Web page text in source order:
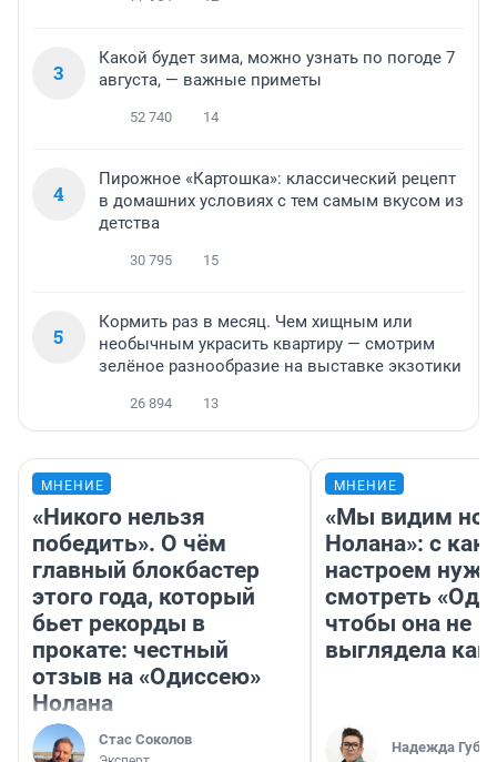
3
Какой будет зима, можно узнать по погоде 7
августа, — важные приметы
52 740 14
4
Пирожное «Картошка»: классический рецепт
в домашних условиях с тем самым вкусом из
детства
30 795 15
5
Кормить раз в месяц. Чем хищным или
необычным украсить квартиру — смотрим
зелёное разнообразие на выставке экзотики
26 894 13
МНЕНИЕ
«Никого нельзя
победить». О чём
главный блокбастер
этого года, который
бьет рекорды в
прокате: честный
отзыв на «Одиссею»
Нолана
Стас Соколов
МНЕНИЕ
«Мы видим
Нолана»: с
настроем
смотреть
чтобы она не
выглядела как
Надежда